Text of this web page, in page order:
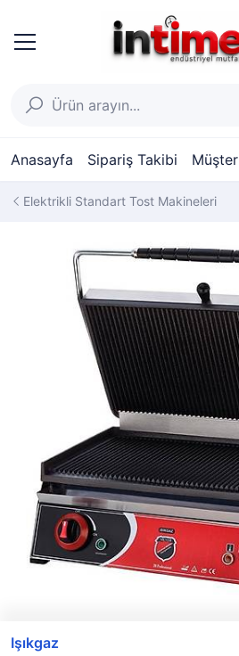
Anasayfa Sipariş Takibi
Elektrikli Standart Tost Makineleri
Işıkgaz